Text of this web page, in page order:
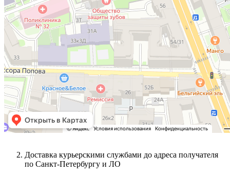
Доставка курьерскими службами до адреса получателя
по Санкт-Петербургу и ЛО